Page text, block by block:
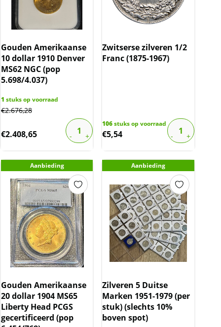
Gouden Amerikaanse
10 dollar 1910 Denver
MS62 NGC (pop
5.698/4.037)
1 stuks op voorraad
€2.676,28
€2.408,65
Zwitserse zilveren 1/2
Franc (1875-1967)
106stuks op voorraad
€5,54
Aanbieding
Gouden Amerikaanse
20 dollar 1904 MS65
Liberty Head PCGS
gecertificeerd (pop
Aanbieding
Zilveren 5 Duitse
Marken 1951-1979 (per
stuk) (slechts 10%
boven spot)